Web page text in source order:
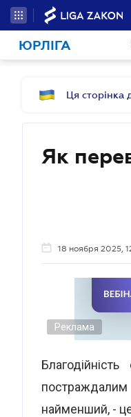
ЮРЛІГА
Ця сторінка
Як
18 ноября 2025,
Реклама
найменший, -